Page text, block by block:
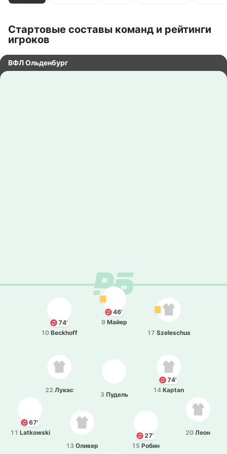
Стартовые составы команд и рейтинги
игроков
ВФЛ Ольденбург
67'
11 Latkowski
13 Оливер
27'
15 Робин
20 Леон
3 Пудель
74'
14 Kaptan
22 Лукас
46'
9 Майер
74'
10 Beckhoff 17 Szeleschus